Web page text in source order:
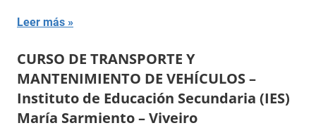
Leer más
CURSO DE TRANSPORTE Y
MANTENIMIENTO DE VEHÍCULOS –
Instituto de Educación Secundaria (IES)
María Sarmiento – Viveiro